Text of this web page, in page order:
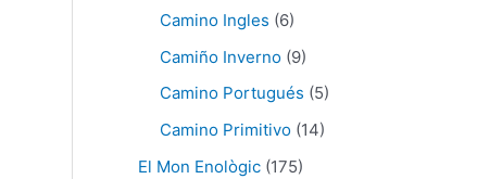
Camino Ingles (6)
Camiño Inverno (9)
Camino Portugués (5)
Camino Primitivo (14)
El Mon Enològic (175)